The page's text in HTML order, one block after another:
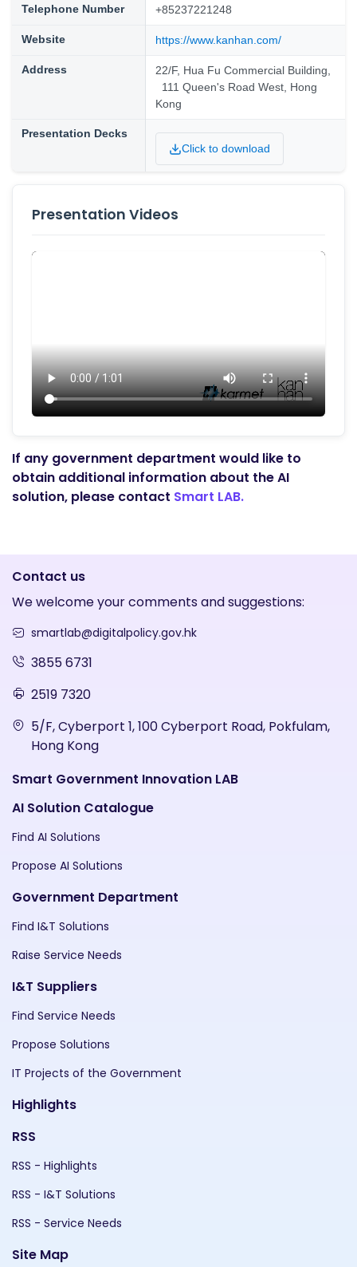
Telephone Number +85237221248
Website https://www.kanhan.com/
Address
22/F, Hua Fu Commercial Building,
111 Queen's Road West, Hong
Kong
Presentation Decks
Click to download
Presentation Videos
If any government department would like to
obtain additional information about the AI
solution, please contact Smart LAB.
Contact us
We welcome your comments and suggestions:
smartlab@digitalpolicy.gov.hk
3855 6731
2519 7320
5/F, Cyberport 1, 100 Cyberport Road, Pokfulam,
Hong Kong
Smart Government Innovation LAB
AI Solution Catalogue
Find AI Solutions
Propose AI Solutions
Government Department
Find I&T Solutions
Raise Service Needs
I&T Suppliers
Find Service Needs
Propose Solutions
IT Projects of the Government
Highlights
RSS
RSS - Highlights
RSS - I&T Solutions
RSS - Service Needs
Site Map